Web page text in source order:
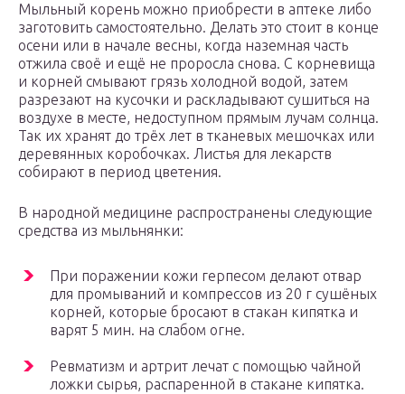
Мыльный корень можно приобрести в аптеке либо
заготовить самостоятельно. Делать это стоит в конце
осени или в начале весны, когда наземная часть
отжила своё и ещё не проросла снова. С корневища
и корней смывают грязь холодной водой, затем
разрезают на кусочки и раскладывают сушиться на
воздухе в месте, недоступном прямым лучам солнца.
Так их хранят до трёх лет в тканевых мешочках или
деревянных коробочках. Листья для лекарств
собирают в период цветения.
В народной медицине распространены следующие
средства из мыльнянки:
При поражении кожи герпесом делают отвар
для промываний и компрессов из 20 г сушёных
корней, которые бросают в стакан кипятка и
варят 5 мин. на слабом огне.
Ревматизм и артрит лечат с помощью чайной
ложки сырья, распаренной в стакане кипятка.